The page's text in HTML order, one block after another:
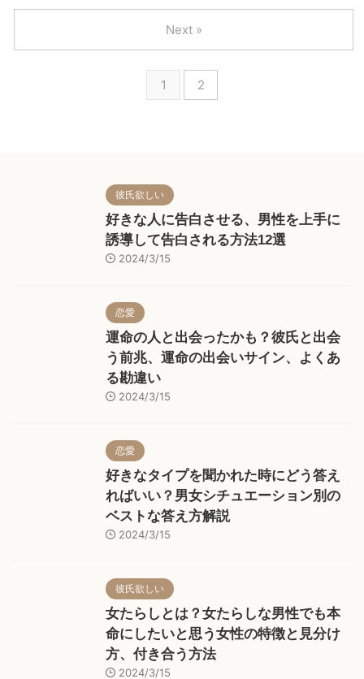
るか戦略を考えていることと思い
と、不幸になった人がいるからで
選びを間違えないように幸せな結
婚生活を実現しましょう。
「インスタで出会いがあったらな
あ〜」と思っていませんか？ 事
通じて、一緒に釣りする仲間を見
つけました。 本記事では、イン
1 2
Next »
彼氏欲しい
好きな人に告白させる、男性を上手に
誘導して告白される方法12選
2024/3/15
恋愛
運命の人と出会ったかも？彼氏と出会
う前兆、運命の出会いサイン、よくあ
る勘違い
2024/3/15
恋愛
好きなタイプを聞かれた時にどう答え
ればいい？男女シチュエーション別の
ベストな答え方解説
2024/3/15
彼氏欲しい
女たらしとは？女たらしな男性でも本
命にしたいと思う女性の特徴と見分け
方、付き合う方法
2024/3/15